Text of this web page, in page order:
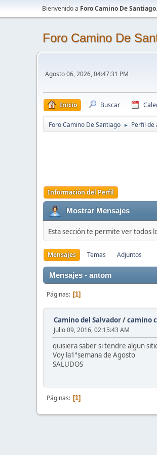
Bienvenido a Foro Camino De Santiago.
Foro Camino De
Agosto 06, 2026, 04:47:31 PM
Inicio Buscar
Foro Camino De Santiago ► Perfil de
Información del Perfil
Mostrar Mensajes
Esta sección te permite ver todos
Mensajes Temas Adjuntos
Mensajes - antom
Páginas 1
Camino del Salvador/camino
Julio 09, 2016, 02:15:43 AM
quisiera saber si tendre algun
Voy la1ªsemana de Agosto
SALUDOS
Páginas 1